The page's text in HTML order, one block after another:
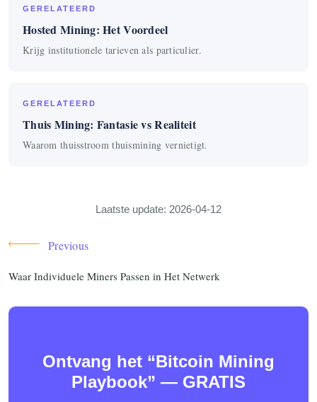
GERELATEERD
Hosted Mining: Het Voordeel
Krijg institutionele tarieven als particulier.
GERELATEERD
Thuis Mining: Fantasie vs Realiteit
Waarom thuisstroom thuismining vernietigt.
Laatste update: 2026-04-12
Previous
Waar Individuele Miners Passen in Het Netwerk
Ontvang het “Bitcoin Mining
Playbook” — GRATIS